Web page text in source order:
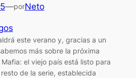
—porNeto
este verano y, gracias a un
más sobre la próxima
el viejo país está listo para
de la serie, establecida